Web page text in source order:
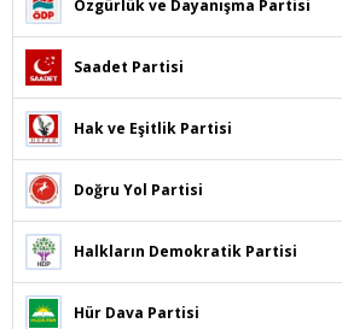
Özgürlük ve Dayanışma Partisi
Saadet Partisi
Hak ve Eşitlik Partisi
Doğru Yol Partisi
Halkların Demokratik Partisi
Hür Dava Partisi